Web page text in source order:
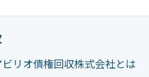
ビリオ債権回収株式会社とは